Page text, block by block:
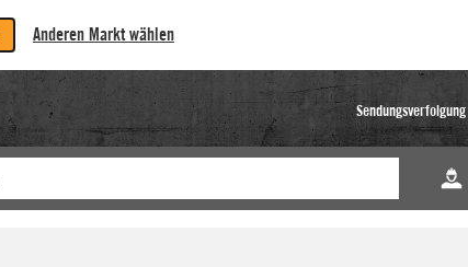
Anderen Markt wählen
Sendungsverfolgung